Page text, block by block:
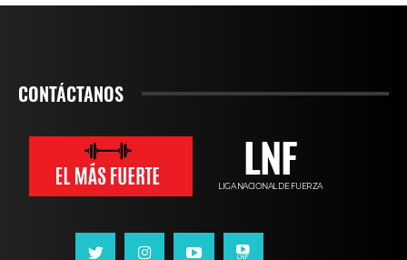
CONTÁCTANOS
LNF
LIGA NACIONAL DE FUERZA